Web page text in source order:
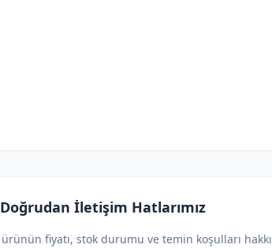
Doğrudan İletişim Hatlarımız
ürünün fiyatı, stok durumu ve temin koşulları